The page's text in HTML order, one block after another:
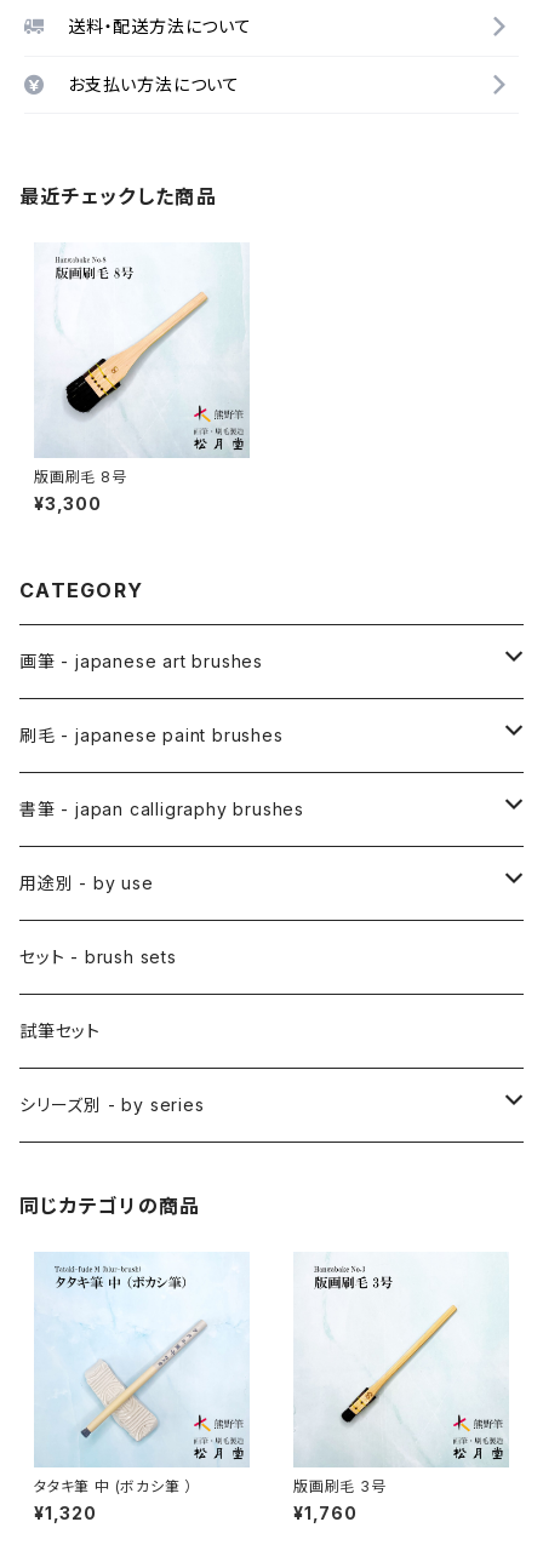
送料・配送方法について
お支払い方法について
最近チェックした商品
版画刷毛 8号
¥3,300
CATEGORY
画筆 - japanese art brushes
アニメ用筆 / ANIME(draw anime)
アニメ用線描筆
アニメ用平筆
絵手紙用筆 / ETEGAMI (pic letter)
彩色筆 / SAISHIKI (color)
面相筆 / MENSO (line,detail)
削用筆 / SAKUYO (all-purpose)
隈取筆 / KUMADORI (blur,color)
長流 / CHORYU (ink draw)
山馬筆 / SANBA (ink,rough line)
ローケツ筆 / ROUKETSU (batik)
俳画筆 / HAIGA (haiku picture)
刷毛 - japanese paint brushes
絵刷毛 / EBAKE (paint brushs)
日本画用絵刷毛
アニメ用絵刷毛
スリ込刷毛 / SURIKOMIBAKE (stencil)
差指刷毛 / SASHIBAKE (silk dyeing)
梵字筆 / BONJI-FUDE (sanskrit)
料理用刷毛 / RYORIBAKE(kitchen)
竹刷毛 / TAKEBAKE
唐刷毛
日本画用唐刷毛
書筆 - japan calligraphy brushes
小筆
仮名用
禅シリーズ
用途別 - by use
日本画 - japanese-style painting
水墨画 - japanese ink paint/sumie
アニメ背景美術 - anime background art
アニメ水張り・ぼかし・グラデーション
アニメ特定用途描き・特殊
絵手紙 - picture letter
カリグラフィー - calligraphy
陶芸 - ceramics
染色（友禅・紅型・ろうけつ他） - dyeing
セット - brush sets
試筆セット
シリーズ別 - by series
同じカテゴリの商品
タタキ筆 中 (ボカシ筆 ）
¥1,320
版画刷毛 3号
¥1,760